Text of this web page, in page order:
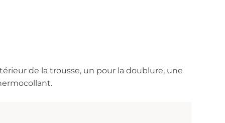
de la trousse, un pour la doublure, une